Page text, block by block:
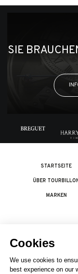
SIE
STARTSEITE
ÜBER TOURBILLON
MARKEN